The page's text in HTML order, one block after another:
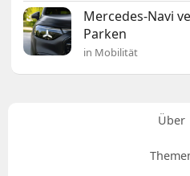
Mercedes-Navi
Parken
in Mobilität
Über